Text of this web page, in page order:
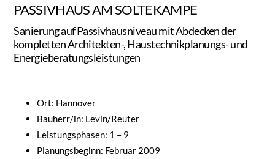
PASSIVHAUS AM SOLTEKAMPE
Sanierung auf Passivhausniveau mit Abdecken der
kompletten Architekten-, Haustechnikplanungs- und
Energieberatungsleistungen
Ort: Hannover
Bauherr/in: Levin/Reuter
Leistungsphasen: 1 – 9
Planungsbeginn: Februar 2009